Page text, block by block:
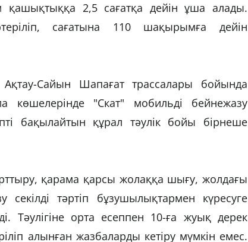
2,5 сағатқа дейін ұша алады.
сағатына 110 шақырымға дейін
Сайын Шапағат трассалары бойында
"Скат" мобильді бейнежазу
бақылайтын құрал тәулік бойы бірнеше
қарама қарсы жолаққа шығу, жолдағы
секілді тәртіп бұзушылықтармен күресуге
Тәулігіне орта есеппен 10-ға жуық дерек
алынған жазбаларды кетіру мүмкін емес.